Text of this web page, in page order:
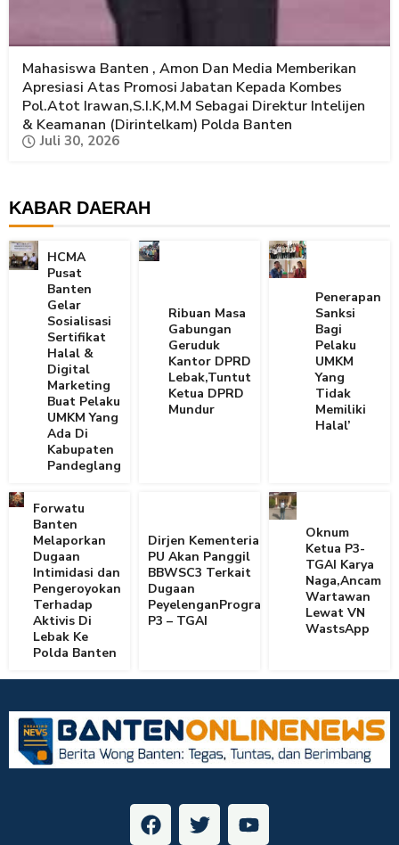
Mahasiswa Banten , Amon Dan Media Memberikan
Apresiasi Atas Promosi Jabatan Kepada Kombes
Pol.Atot Irawan,S.I.K,M.M Sebagai Direktur Intelijen
& Keamanan (Dirintelkam) Polda Banten
Juli 30, 2026
KABAR DAERAH
HCMA
Pusat
Banten
Gelar
Sosialisasi
Sertifikat
Halal &
Digital
Marketing
Buat Pelaku
UMKM Yang
Ada Di
Kabupaten
Pandeglang
Ribuan Masa
Gabungan
Geruduk
Kantor DPRD
Lebak,Tuntut
Ketua DPRD
Mundur
Penerapan
Sanksi
Bagi
Pelaku
UMKM
Yang
Tidak
Memiliki
Halal’
Forwatu
Banten
Melaporkan
Dugaan
Intimidasi dan
Pengeroyokan
Terhadap
Aktivis Di
Lebak Ke
Polda Banten
Dirjen Kementerian
PU Akan Panggil
BBWSC3 Terkait
Dugaan
PeyelenganProgram
P3 – TGAI
Oknum
Ketua P3-
TGAI Karya
Naga,Ancam
Wartawan
Lewat VN
WastsApp